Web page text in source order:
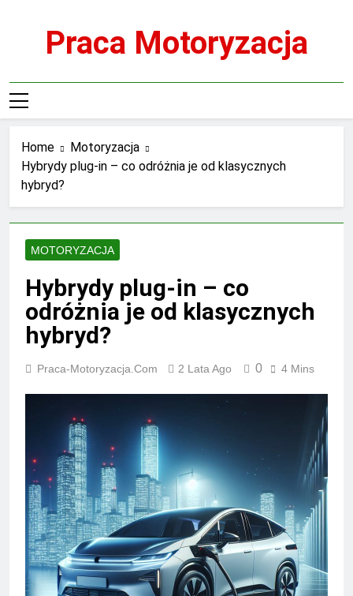
Praca Motoryzacja
Home
Motoryzacja
Hybrydy plug-in – co odróżnia je od klasycznych
hybryd?
MOTORYZACJA
Hybrydy plug-in – co
odróżnia je od klasycznych
hybryd?
Praca-Motoryzacja.com 2 Lata Ago 0 4 Mins